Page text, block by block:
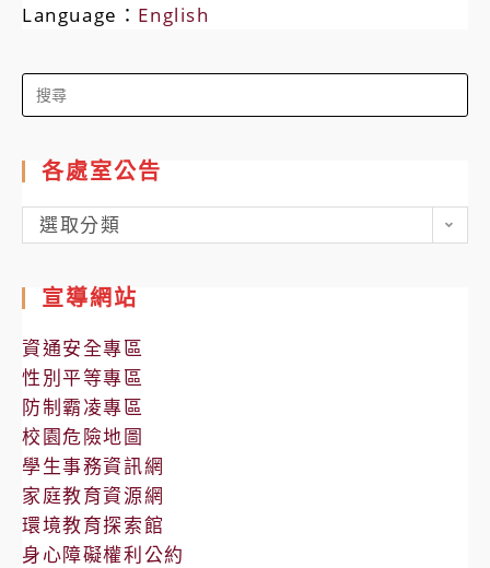
Language： English
Search
for:
各處室公告
各
處
公
告
選取分類
宣導網站
資通安全專區
性別平等專區
防制霸凌專區
校園危險地圖
學生事務資訊網
家庭教育資源網
環境教育探索館
身心障礙權利公約